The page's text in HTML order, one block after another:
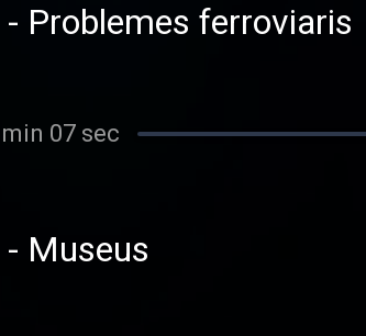
- Problemes ferroviaris
07 sec
- Museus